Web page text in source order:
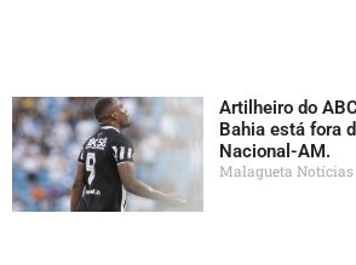
Artilheiro do
Bahia está fora
Nacional-AM.
Malagueta Notícias